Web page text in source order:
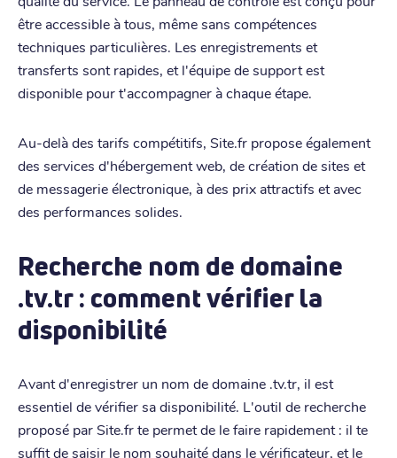
être accessible à tous, même sans compétences
techniques particulières. Les enregistrements et
transferts sont rapides, et l'équipe de support est
disponible pour t'accompagner à chaque étape.
Au-delà des tarifs compétitifs, Site.fr propose également
des services d'hébergement web, de création de sites et
de messagerie électronique, à des prix attractifs et avec
des performances solides.
Recherche nom de domaine
.tv.tr : comment vérifier la
disponibilité
Avant d'enregistrer un nom de domaine .tv.tr, il est
essentiel de vérifier sa disponibilité. L'outil de recherche
proposé par Site.fr te permet de le faire rapidement : il te
suffit de saisir le nom souhaité dans le vérificateur, et le